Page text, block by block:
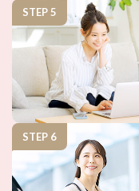
STEP 5
STEP 6